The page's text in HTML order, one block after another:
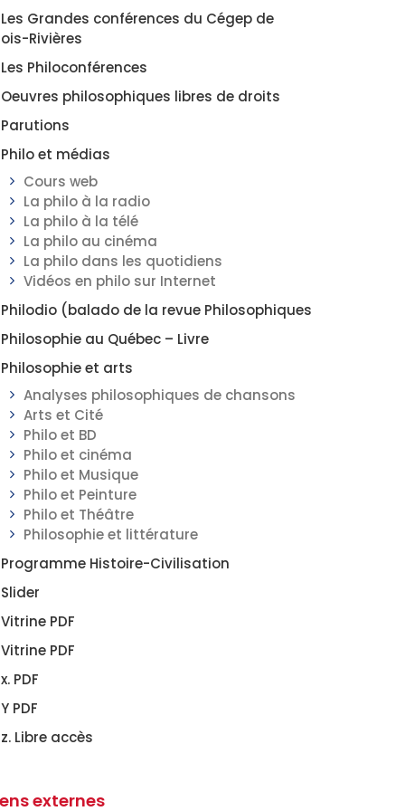
Les Grandes conférences du Cégep de
Rivières
Les Philoconférences
Oeuvres philosophiques libres de droits
Parutions
Philo et médias
Cours web
La philo à la radio
La philo à la télé
La philo au cinéma
La philo dans les quotidiens
Vidéos en philo sur Internet
Philodio (balado de la revue Philosophiques
Philosophie au Québec – Livre
Philosophie et arts
Analyses philosophiques de chansons
Arts et Cité
Philo et BD
Philo et cinéma
Philo et Musique
Philo et Peinture
Philo et Théâtre
Philosophie et littérature
Programme Histoire-Civilisation
Slider
Vitrine PDF
Vitrine PDF
x. PDF
Y PDF
z. Libre accès
externes